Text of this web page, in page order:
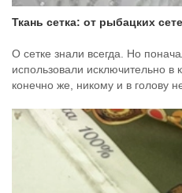
Ткань сетка: от рыбацких
О сетке знали всегда. Но
использовали исключительно в
конечно же, никому и в голову